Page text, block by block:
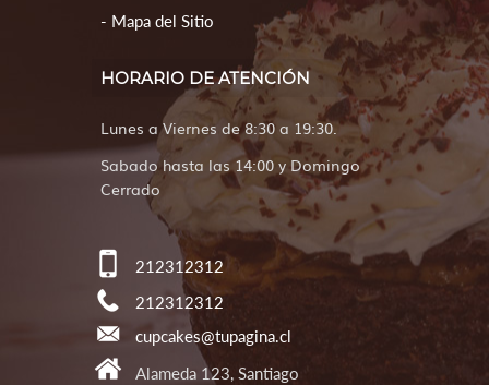
Mapa del Sitio
HORARIO DE ATENCIÓN
Lunes a Viernes de 8:30 a 19:30.
Sabado hasta las 14:00 y Domingo
Cerrado
212312312
212312312
cupcakes@tupagina.cl
Alameda 123, Santiago